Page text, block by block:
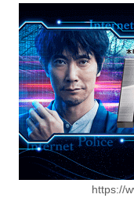
https://